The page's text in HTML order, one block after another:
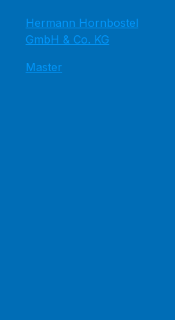
Hermann Hornbostel
GmbH & Co. KG
Master